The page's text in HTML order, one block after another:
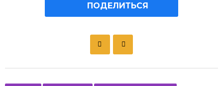
ПОДЕЛИТЬСЯ